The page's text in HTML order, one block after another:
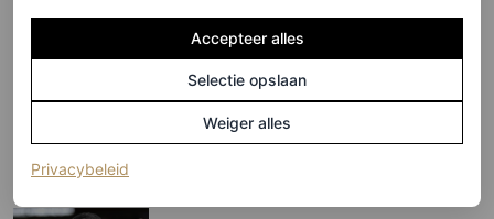
Luxe voor de allerkleinsten:
Louis Vuitton lanceert eerste
collectie voor baby’s
Accepteer alles
Selectie opslaan
Weiger alles
Privacybeleid